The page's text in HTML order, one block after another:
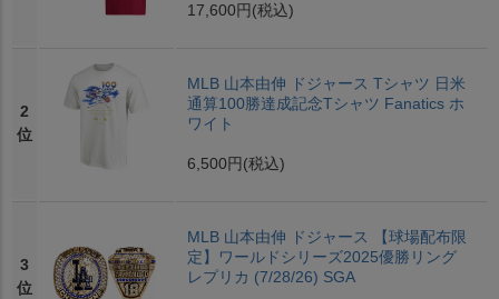
17,600円 (税込)
2
位
MLB 山本由伸 ドジャース Tシャツ 日米
通算100勝達成記念Tシャツ Fanatics ホ
ワイト
6,500円 (税込)
3
位
MLB 山本由伸 ドジャース 【球場配布限
定】ワールドシリーズ2025優勝リング
レプリカ (7/28/26) SGA